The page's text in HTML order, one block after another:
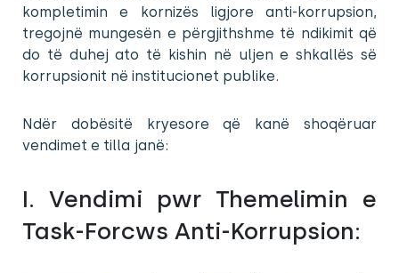
kompletimin e kornizës ligjore anti-korrupsion,
tregojnë mungesën e përgjithshme të ndikimit që
do të duhej ato të kishin në uljen e shkallës së
korrupsionit në institucionet publike.
Ndër dobësitë kryesore që kanë shoqëruar
vendimet e tilla janë:
I. Vendimi pwr Themelimin e
Task-Forcws Anti-Korrupsion: